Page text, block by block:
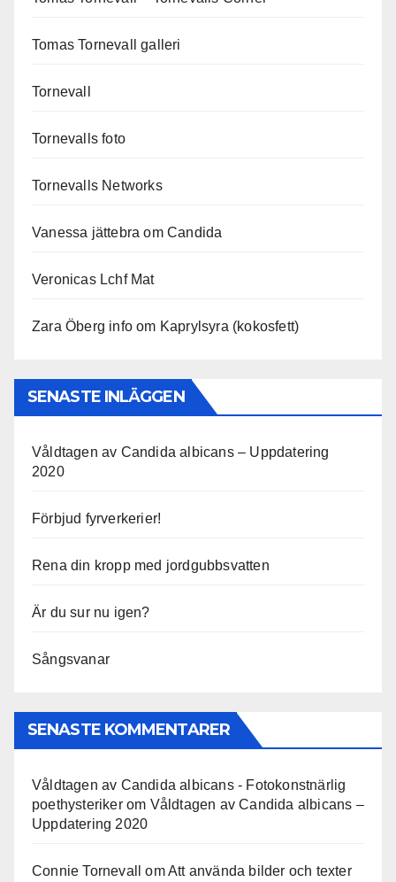
Tomas Tornevall galleri
Tornevall
Tornevalls foto
Tornevalls Networks
Vanessa jättebra om Candida
Veronicas Lchf Mat
Zara Öberg info om Kaprylsyra (kokosfett)
SENASTE INLÄGGEN
Våldtagen av Candida albicans – Uppdatering
2020
Förbjud fyrverkerier!
Rena din kropp med jordgubbsvatten
Är du sur nu igen?
Sångsvanar
SENASTE KOMMENTARER
Våldtagen av Candida albicans - Fotokonstnärlig
poethysterikerom Våldtagen av Candida albicans –
Uppdatering 2020
Connie Tornevall omAtt använda bilder och texter